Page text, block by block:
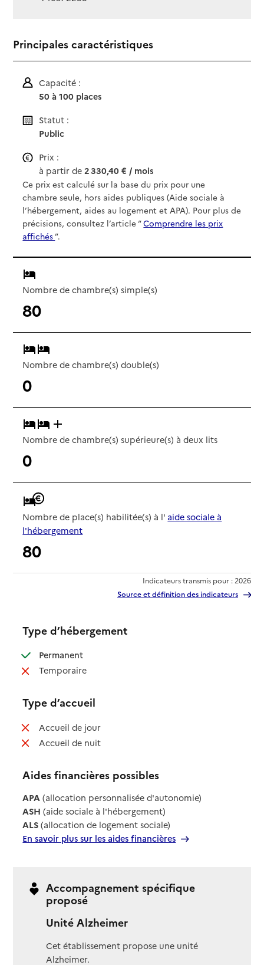
Principales caractéristiques
Capacité :
50 à 100 places
Statut :
Public
Prix :
à partir de2 330,40 € / mois
Ce prix est calculé sur la base du prix pour une
chambre seule, hors aides publiques (Aide sociale à
l’hébergement, aides au logement et APA). Pour plus de
précisions, consultez l’article “Comprendre les prix
affichés”.
Nombre de chambre(s) simple(s)
80
Nombre de chambre(s) double(s)
0
Nombre de chambre(s) supérieure(s) à deux lits
0
Nombre de place(s) habilitée(s) à l' aide sociale à
l'hébergement
80
Indicateurs transmis pour : 2026
Source et définition des indicateurs
Type d’hébergement
Permanent: disponible
Temporaire: non disponible
Type d’accueil
Accueil de jour: non disponible
Accueil de nuit: non disponible
Aides financières possibles
APA (allocation personnalisée d'autonomie)
ASH (aide sociale à l'hébergement)
ALS (allocation de logement sociale)
En savoir plus sur les aides financières
Accompagnement spécifique
proposé
Unité Alzheimer
Cet établissement propose une unité
Alzheimer.